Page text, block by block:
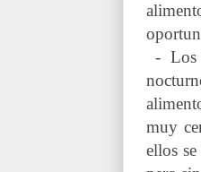
- Los
muy
ellos